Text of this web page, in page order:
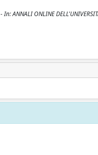
ANNALI ONLINE